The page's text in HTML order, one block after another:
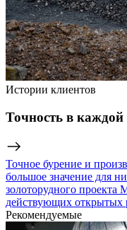
Истории клиентов
Точность в каждой
Точное бурение и
большое значение для
золоторудного проекта
действующих открытых
Рекомендуемые